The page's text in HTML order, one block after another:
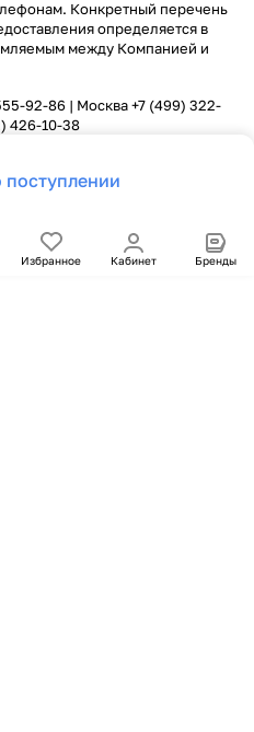
Избранное Кабинет Бренды
Конкретный перечень
определяется в
между Компанией и
92-86 | Москва+7 (499) 322-
426-10-38